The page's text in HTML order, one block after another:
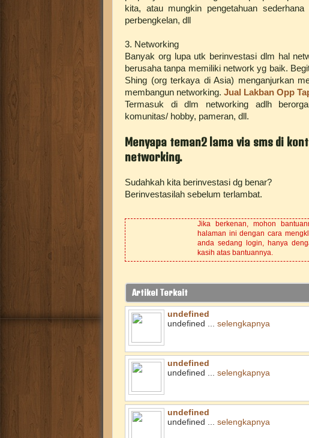
kita, atau mungkin pengetahuan
perbengkelan, dll
3. Networking
Banyak org lupa utk berinvestasi dlm hal
berusaha tanpa memiliki network yg baik.
Shing (org terkaya di Asia) menganjurkan
membangun networking. Jual Lakban Opp
Termasuk di dlm networking adlh
komunitas/ hobby, pameran, dll.
Menyapa teman2 lama via sms di
networking.
Sudahkah kita berinvestasi dg benar?
Berinvestasilah sebelum terlambat.
Jika berkenan, mohon
halaman ini dengan cara
anda sedang login, hanya
kasih atas bantuannya.
Artikel Terkait
undefined
undefined ... selengkapnya
undefined
undefined ... selengkapnya
undefined
undefined ... selengkapnya